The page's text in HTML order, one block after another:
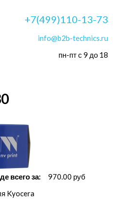
+7(499)110-13-73
info@b2b-technics.ru
пн-пт с 9 до 18
всего за:
970.00 руб
Kyocera